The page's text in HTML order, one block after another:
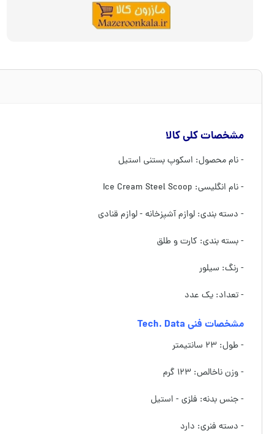
مشخصات کلی کالا
- نام محصول: اسکوپ بستنی استیل
- نام انگلیسی: Ice Cream Steel Scoop
- دسته بندی: لوازم آشپزخانه - لوازم قنادی
- بسته بندی: کارت و طلق
- رنگ: سیلور
- تعداد: یک عدد
مشخصات فنی Tech. Data
- طول: ۲۳ سانتیمتر
- وزن ناخالص: ۱۲۳ گرم
- جنس بدنه: فلزی - استیل
- دسته فنری: دارد